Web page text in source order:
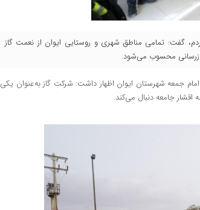
گفت: تمامی مناطق شهری و روستایی ایوان از نعمت گاز
محسوب می‌شود.
و امام جمعه شهرستان ایوان اظهار داشت: شرکت گاز به‌عنوان یکی
اقشار جامعه دنبال می‌کند.